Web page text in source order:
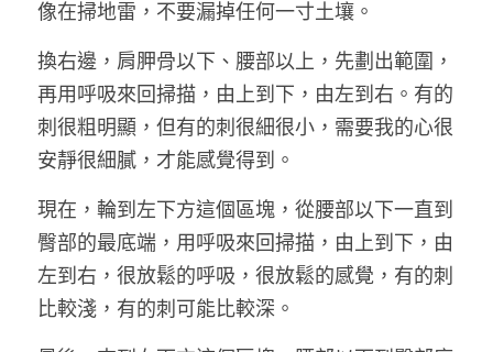
像在掃地雷，不要漏掉任何一寸土壤。
換右邊，肩胛骨以下、腰部以上，先劃出範圍，
再用呼吸來回掃描，由上到下，由左到右。有的
刺很粗明顯，但有的刺很細很小，需要我的心很
安靜很細膩，才能感覺得到。
現在，輪到左下方這個區塊，從腰部以下一直到
臀部的最底端，用呼吸來回掃描，由上到下，由
左到右，很放鬆的呼吸，很放鬆的感覺，有的刺
比較淺，有的刺可能比較深。